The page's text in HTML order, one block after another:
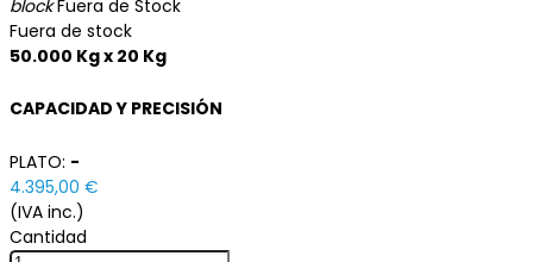
blockFuera de Stock
Fuera de stock
50.000 Kg x 20 Kg
CAPACIDAD Y PRECISIÓN
PLATO: -
4.395,00 €
(IVA inc.)
Cantidad